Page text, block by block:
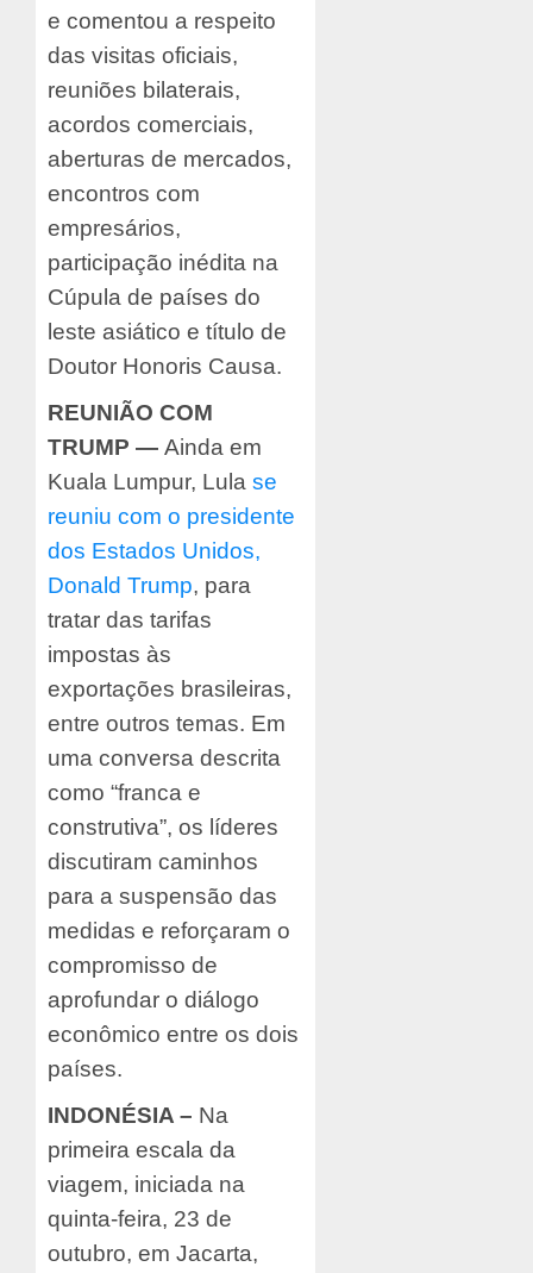
e comentou a respeito
das visitas oficiais,
reuniões bilaterais,
acordos comerciais,
aberturas de mercados,
encontros com
empresários,
participação inédita na
Cúpula de países do
leste asiático e título de
Doutor Honoris Causa.
REUNIÃO COM
TRUMP — Ainda em
Kuala Lumpur, Lula se
reuniu com o presidente
dos Estados Unidos,
Donald Trump, para
tratar das tarifas
impostas às
exportações brasileiras,
entre outros temas. Em
uma conversa descrita
como “franca e
construtiva”, os líderes
discutiram caminhos
para a suspensão das
medidas e reforçaram o
compromisso de
aprofundar o diálogo
econômico entre os dois
países.
INDONÉSIA – Na
primeira escala da
viagem, iniciada na
quinta-feira, 23 de
outubro, em Jacarta,